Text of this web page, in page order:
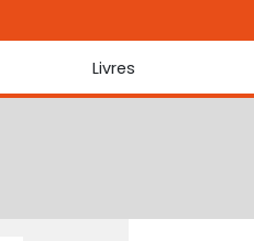
Livres